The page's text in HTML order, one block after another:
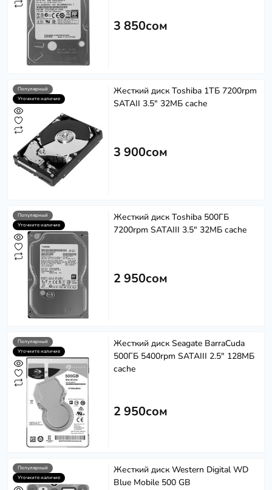
3 850сом
Популярный
Уточните наличие
Жесткий диск Toshiba 1ТБ 7200rpm
SATAII 3.5" 32МБ cache
3 900сом
Популярный
Уточните наличие
Жесткий диск Toshiba 500ГБ
7200rpm SATAIII 3.5" 32МБ cache
2 950сом
Популярный
Уточните наличие
Жесткий диск Seagate BarraCuda
500ГБ 5400rpm SATAIII 2.5" 128МБ
cache
2 950сом
Популярный
Уточните наличие
Жесткий диск Western Digital WD
Blue Mobile 500 GB